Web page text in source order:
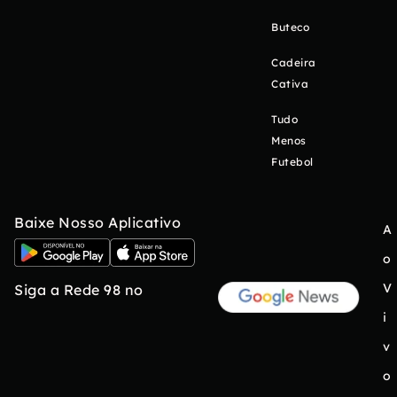
Buteco
Cadeira
Cativa
Tudo
Menos
Futebol
Baixe Nosso Aplicativo
Siga a Rede 98 no
A
o
V
i
v
o